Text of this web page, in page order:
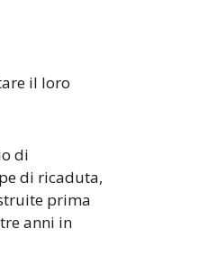
il loro
di
di ricaduta,
prima
anni in